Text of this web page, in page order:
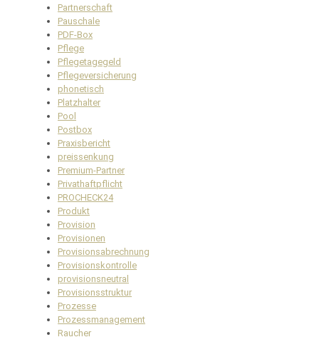
Partnerschaft
Pauschale
PDF-Box
Pflege
Pflegetagegeld
Pflegeversicherung
phonetisch
Platzhalter
Pool
Postbox
Praxisbericht
preissenkung
Premium-Partner
Privathaftpflicht
PROCHECK24
Produkt
Provision
Provisionen
Provisionsabrechnung
Provisionskontrolle
provisionsneutral
Provisionsstruktur
Prozesse
Prozessmanagement
Raucher